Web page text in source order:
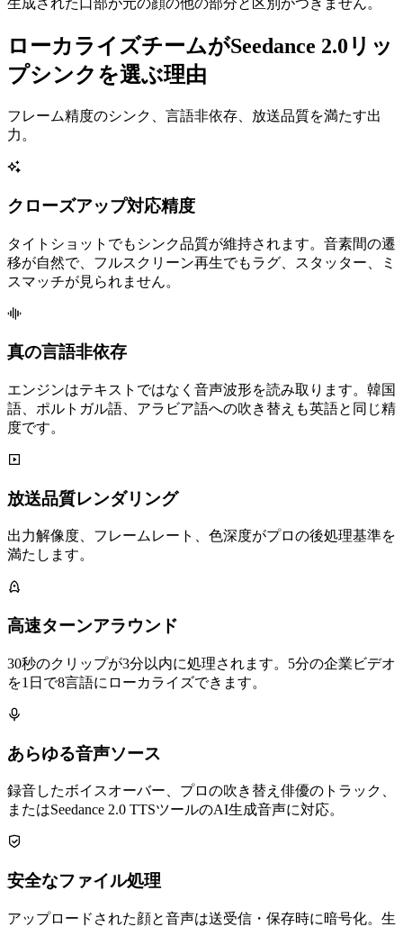
生成された口部が元の顔の他の部分と区別がつきません。
ローカライズチームがSeedance 2.0リッ
プシンクを選ぶ理由
フレーム精度のシンク、言語非依存、放送品質を満たす出
力。
クローズアップ対応精度
タイトショットでもシンク品質が維持されます。音素間の遷
移が自然で、フルスクリーン再生でもラグ、スタッター、ミ
スマッチが見られません。
真の言語非依存
エンジンはテキストではなく音声波形を読み取ります。韓国
語、ポルトガル語、アラビア語への吹き替えも英語と同じ精
度です。
放送品質レンダリング
出力解像度、フレームレート、色深度がプロの後処理基準を
満たします。
高速ターンアラウンド
30秒のクリップが3分以内に処理されます。5分の企業ビデオ
を1日で8言語にローカライズできます。
あらゆる音声ソース
録音したボイスオーバー、プロの吹き替え俳優のトラック、
またはSeedance 2.0 TTSツールのAI生成音声に対応。
安全なファイル処理
アップロードされた顔と音声は送受信・保存時に暗号化。生